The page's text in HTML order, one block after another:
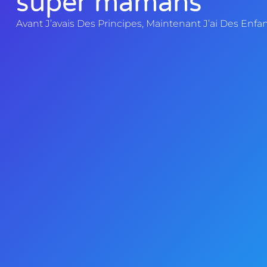
Avant J’avais Des Principes, Maintenant J’ai Des